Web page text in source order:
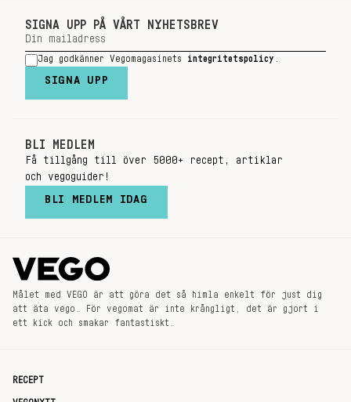
SIGNA UPP PÅ VÅRT NYHETSBREV
Jag godkänner Vegomagasinets integritetspolicy
SIGNA UPP
BLI MEDLEM
Få tillgång till över 5000+ recept, artiklar
och vegoguider!
BLI MEDLEM IDAG
Målet med VEGO är att göra det så himla enkelt för just dig
att äta vego. För vegomat är inte krångligt, det är gjort i
ett kick och smakar fantastiskt.
RECEPT